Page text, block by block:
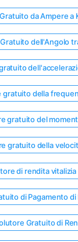
da Ampere a
dell'Angolo
gratuito della
gratuito del
gratuito della
di rendita
di Pagamento di
Gratuito di